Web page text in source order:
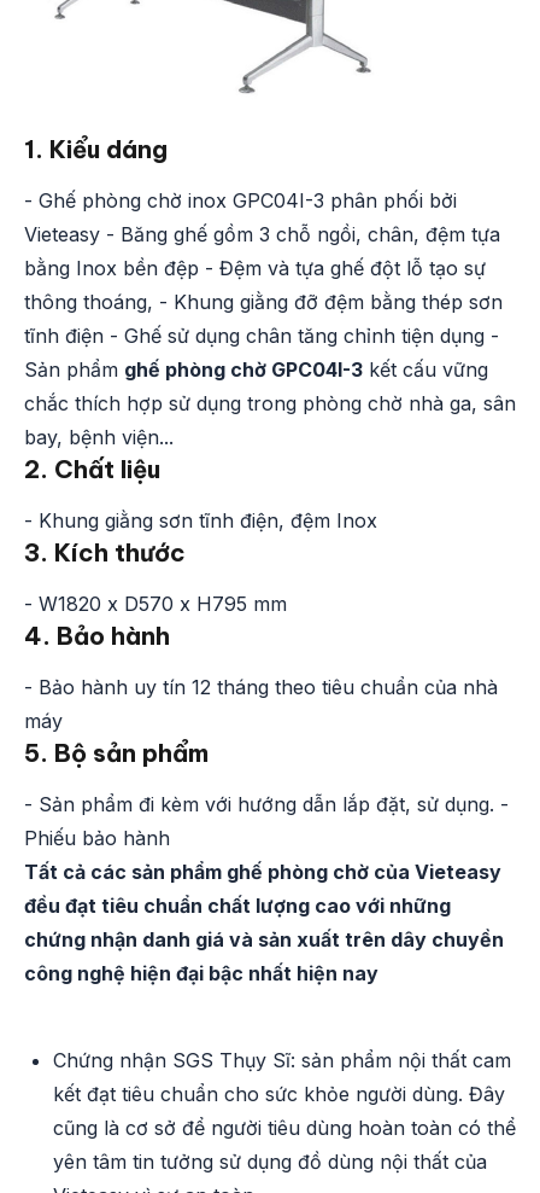
1. Kiểu dáng
- Ghế phòng chờ inox GPC04I-3 phân phối bởi
Vieteasy - Băng ghế gồm 3 chỗ ngồi, chân, đệm tựa
bằng Inox bền đệp - Đệm và tựa ghế đột lỗ tạo sự
thông thoáng, - Khung giằng đỡ đệm bằng thép sơn
tĩnh điện - Ghế sử dụng chân tăng chỉnh tiện dụng -
Sản phẩm ghế phòng chờ GPC04I-3 kết cấu vững
chắc thích hợp sử dụng trong phòng chờ nhà ga, sân
bay, bệnh viện...
2. Chất liệu
- Khung giằng sơn tĩnh điện, đệm Inox
3. Kích thước
- W1820 x D570 x H795 mm
4. Bảo hành
- Bảo hành uy tín 12 tháng theo tiêu chuẩn của nhà
máy
5. Bộ sản phẩm
- Sản phẩm đi kèm với hướng dẫn lắp đặt, sử dụng. -
Phiếu bảo hành
Tất cả các sản phẩm ghế phòng chờ của Vieteasy
đều đạt tiêu chuẩn chất lượng cao với những
chứng nhận danh giá và sản xuất trên dây chuyền
công nghệ hiện đại bậc nhất hiện nay
Chứng nhận SGS Thụy Sĩ: sản phẩm nội thất cam
kết đạt tiêu chuẩn cho sức khỏe người dùng. Đây
cũng là cơ sở để người tiêu dùng hoàn toàn có thể
yên tâm tin tưởng sử dụng đồ dùng nội thất của